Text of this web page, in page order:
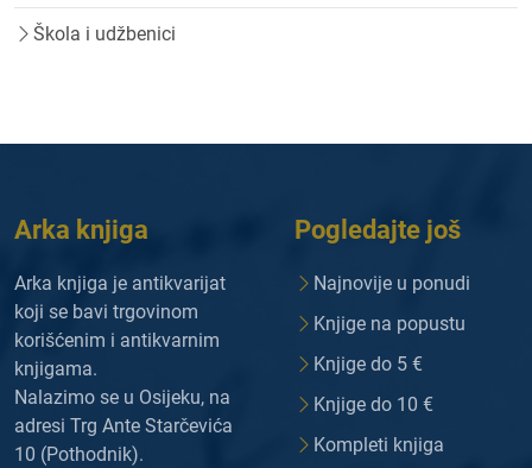
Škola i udžbenici
Arka knjiga
Arka knjiga je antikvarijat
koji se bavi trgovinom
korišćenim i antikvarnim
knjigama.
Nalazimo se u Osijeku, na
adresi Trg Ante Starčevića
10 (Pothodnik).
Pogledajte još
Najnovije u ponudi
Knjige na popustu
Knjige do 5 €
Knjige do 10 €
Kompleti knjiga